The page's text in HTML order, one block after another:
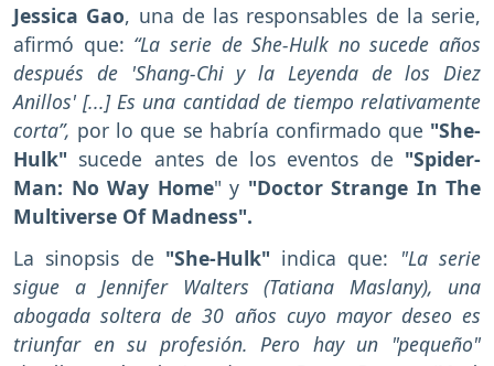
Jessica Gao, una de las responsables de la serie,
afirmó que: “La serie de She-Hulk no sucede años
después de 'Shang-Chi y la Leyenda de los Diez
Anillos' [...] Es una cantidad de tiempo relativamente
corta”, por lo que se habría confirmado que "She-
Hulk" sucede antes de los eventos de "Spider-
Man: No Way Home" y "Doctor Strange In The
Multiverse Of Madness".
La sinopsis de "She-Hulk" indica que: "La serie
sigue a Jennifer Walters (Tatiana Maslany), una
abogada soltera de 30 años cuyo mayor deseo es
triunfar en su profesión. Pero hay un "pequeño"